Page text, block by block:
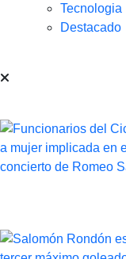
Tecnologia
Destacado